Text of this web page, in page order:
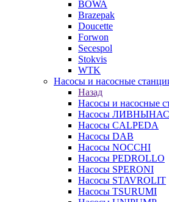
BOWA
Brazepak
Doucette
Forwon
Secespol
Stokvis
WTK
Насосы и насосные
Назад
Насосы и насосные
Насосы
Насосы CALPEDA
Насосы DAB
Насосы NOCCHI
Насосы PEDROLLO
Насосы SPERONI
Насосы STAVROLIT
Насосы TSURUMI